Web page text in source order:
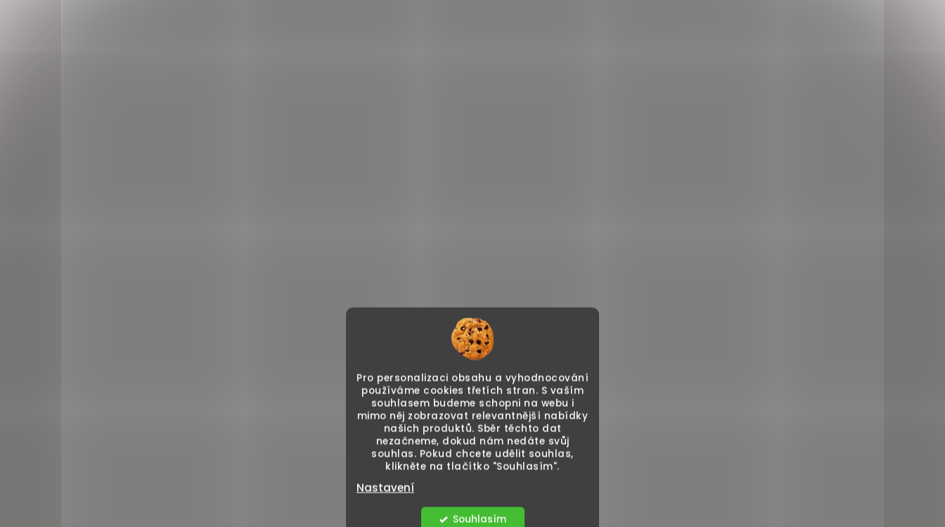
Pro personalizaci obsahu a vyhodnocování
používáme cookies třetích stran. S vaším
souhlasem budeme schopni na webu i
mimo něj zobrazovat relevantnější nabídky
našich produktů. Sběr těchto dat
nezačneme, dokud nám nedáte svůj
souhlas. Pokud chcete udělit souhlas,
klikněte na tlačítko "Souhlasím".
Nastavení
Souhlasím